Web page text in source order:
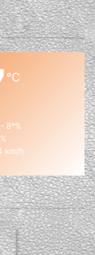
℃
8º%
km/h